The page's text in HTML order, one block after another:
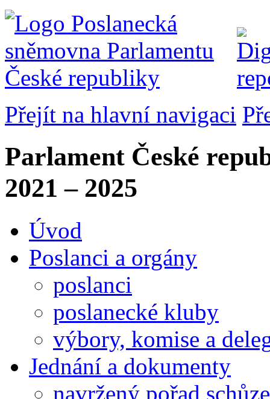
Přejít na hlavní navigaci
Parlament České
2021 – 2025
Úvod
Poslanci a orgány
poslanci
poslanecké kluby
výbory, komise a
Jednání a dokumenty
navržený pořad schůze